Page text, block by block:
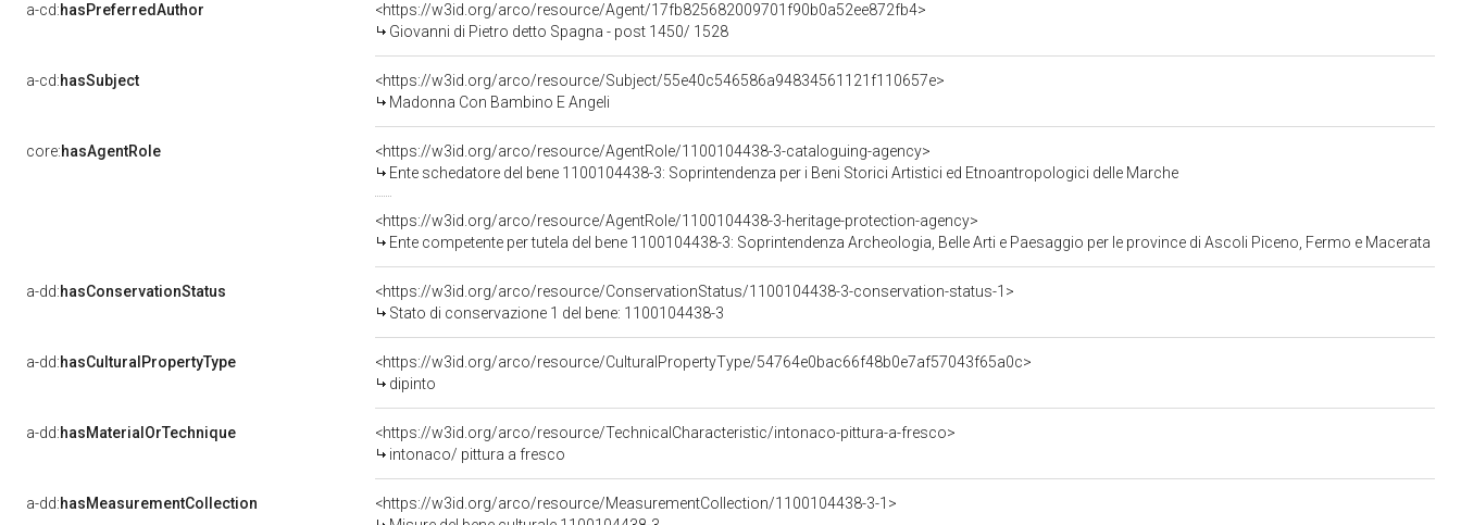
a-cd:hasPreferredAuthor
<https://w3id.org/arco/resource/Agent/17fb825682009701f90b0a52ee872fb4>
Giovanni di Pietro detto Spagna - post 1450/ 1528
a-cd:hasSubject
<https://w3id.org/arco/resource/Subject/55e40c546586a94834561121f110657e>
Madonna Con Bambino E Angeli
core:hasAgentRole
<https://w3id.org/arco/resource/AgentRole/1100104438-3-cataloguing-agency>
Ente schedatore del bene 1100104438-3: Soprintendenza per i Beni Storici Artistici ed Etnoantropologici delle Marche
<https://w3id.org/arco/resource/AgentRole/1100104438-3-heritage-protection-agency>
Ente competente per tutela del bene 1100104438-3: Soprintendenza Archeologia, Belle Arti e Paesaggio per le province di Ascoli Piceno, Fermo e Macerata
a-dd:hasConservationStatus
<https://w3id.org/arco/resource/ConservationStatus/1100104438-3-conservation-status-1>
Stato di conservazione 1 del bene: 1100104438-3
a-dd:hasCulturalPropertyType
<https://w3id.org/arco/resource/CulturalPropertyType/54764e0bac66f48b0e7af57043f65a0c>
dipinto
a-dd:hasMaterialOrTechnique
<https://w3id.org/arco/resource/TechnicalCharacteristic/intonaco-pittura-a-fresco>
intonaco/ pittura a fresco
a-dd:hasMeasurementCollection
<https://w3id.org/arco/resource/MeasurementCollection/1100104438-3-1>